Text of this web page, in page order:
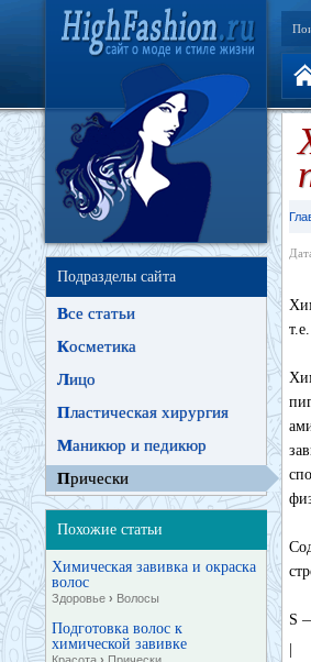
Подразделы сайта
Все статьи
Косметика
Лицо
Пластическая хирургия
Маникюр и педикюр
Прически
Похожие статьи
Химическая завивка и окраска
волос
Здоровье › Волосы
Подготовка волос к
химической завивке
S